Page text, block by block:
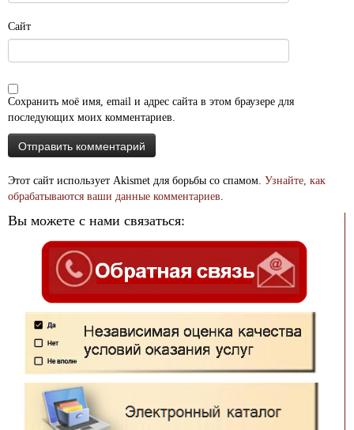
Сайт
Сохранить моё имя, email и адрес сайта в этом браузере для
последующих моих комментариев.
Этот сайт использует Akismet для борьбы со спамом. Узнайте, как
обрабатываются ваши данные комментариев.
Вы можете с нами связаться: